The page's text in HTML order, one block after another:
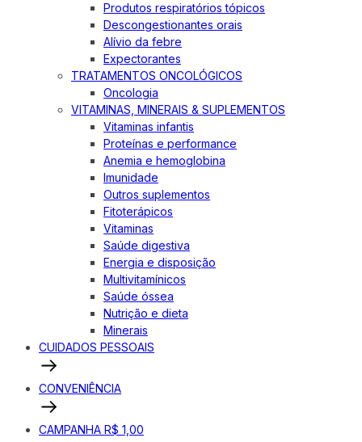
Produtos respiratórios tópicos
Descongestionantes orais
Alívio da febre
Expectorantes
TRATAMENTOS ONCOLÓGICOS
Oncologia
VITAMINAS, MINERAIS & SUPLEMENTOS
Vitaminas infantis
Proteínas e performance
Anemia e hemoglobina
Imunidade
Outros suplementos
Fitoterápicos
Vitaminas
Saúde digestiva
Energia e disposição
Multivitamínicos
Saúde óssea
Nutrição e dieta
Minerais
CUIDADOS PESSOAIS
CONVENIÊNCIA
CAMPANHA R$ 1,00